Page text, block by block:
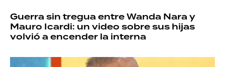
Guerra sin tregua entre Wanda Nara y
Mauro Icardi: un video sobre sus hijas
volvió a encender la interna